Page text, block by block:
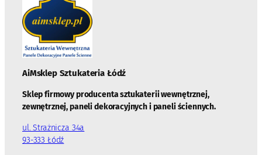
AiMsklep Sztukateria Łódź
Sklep firmowy producenta sztukaterii wewnętrznej,
zewnętrznej, paneli dekoracyjnych i paneli ściennych.
ul. Strażnicza 34a
93-333 Łódź